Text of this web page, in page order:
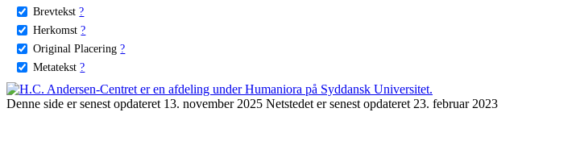
Brevtekst ?
Herkomst ?
Original Placering ?
Metatekst ?
Denne side er senest opdateret 13. november 2025 Netstedet er senest opdateret 23. februar 2023